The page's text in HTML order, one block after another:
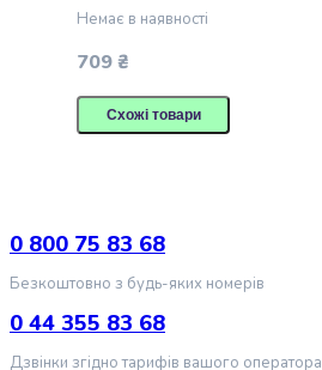
вироби
Соломка
Сушки
Лаваші
та
Хліб
Сировина
Немає в наявності
709 ₴
Схожі товари
0 800 75 83 68
Безкоштовно з будь-яких номерів
0 44 355 83 68
Дзвінки згідно тарифів вашого оператора